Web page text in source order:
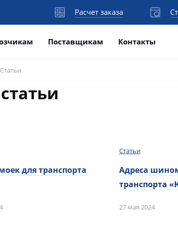
Расчет заказа
Поставщикам Контакты
Статьи
для транспорта
Статьи
Адреса
транспорта
27 мая 2024